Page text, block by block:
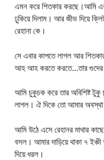
এমন করে শিতকার করছে।আমি
ঢুকিয়ে দিলাম। আর জীভ দিয়ে
রেহানা কে।
সে এবার কাপতে লাগল আর
আহ আহ করতে করতে…তার গুদের
আমি চুকুচক করে তার অবিশিষ্ট টুকু
লাগল। ঐ দিকে তো আমার
আমি উঠে এসে রেহানর মাথার
বসল। আমার দাড়িয়ে থাকা ৭ ইঞ্চী
দিয়ে ধরল।